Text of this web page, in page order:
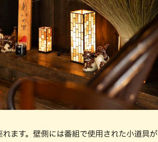
ます。壁側には番組で使用された小道具が